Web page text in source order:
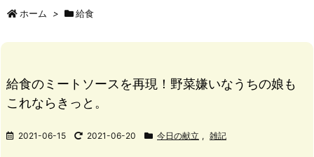
ホーム > 給食
給食のミートソースを再現！野菜嫌いなうちの娘も
これならきっと。
2021-06-15 2021-06-20 今日の献立 , 雑記